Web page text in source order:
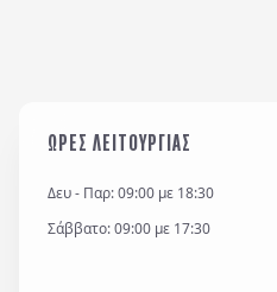
ΩΡΕΣ ΛΕΙΤΟΥΡΓΙΑΣ
Δευ - Παρ: 09:00 με 18:30
Σάββατο: 09:00 με 17:30